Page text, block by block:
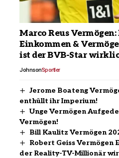
Marco Reus
Einkommen &
ist der BVB-Star
JohnsonSportler
Jerome Boateng
enthüllt ihr Imperium!
Unge Vermögen
Vermögen!
Bill Kaulitz Vermögen
Robert Geiss Vermögen
der Reality-TV-Millionär